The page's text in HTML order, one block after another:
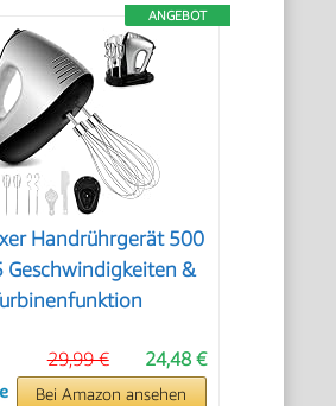
ANGEBOT
Handrührgerät 500
Geschwindigkeiten &
24,48 €
29,99 €
Bei Amazon ansehen